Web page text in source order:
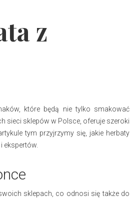
z
które będą nie tylko smakować
sieci sklepów w Polsce, oferuje szeroki
tym przyjrzymy się, jakie herbaty
ekspertów.
sklepach, co odnosi się także do